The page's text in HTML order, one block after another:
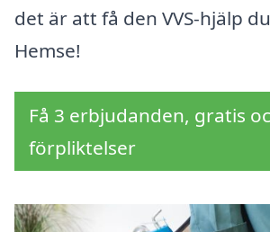
det är att få den VVS-hjälp
Hemse!
Få 3 erbjudanden, gratis
förpliktelser